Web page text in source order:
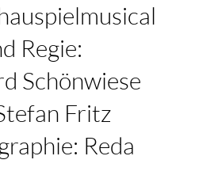
Regie:
Schönwiese
Fritz
Reda